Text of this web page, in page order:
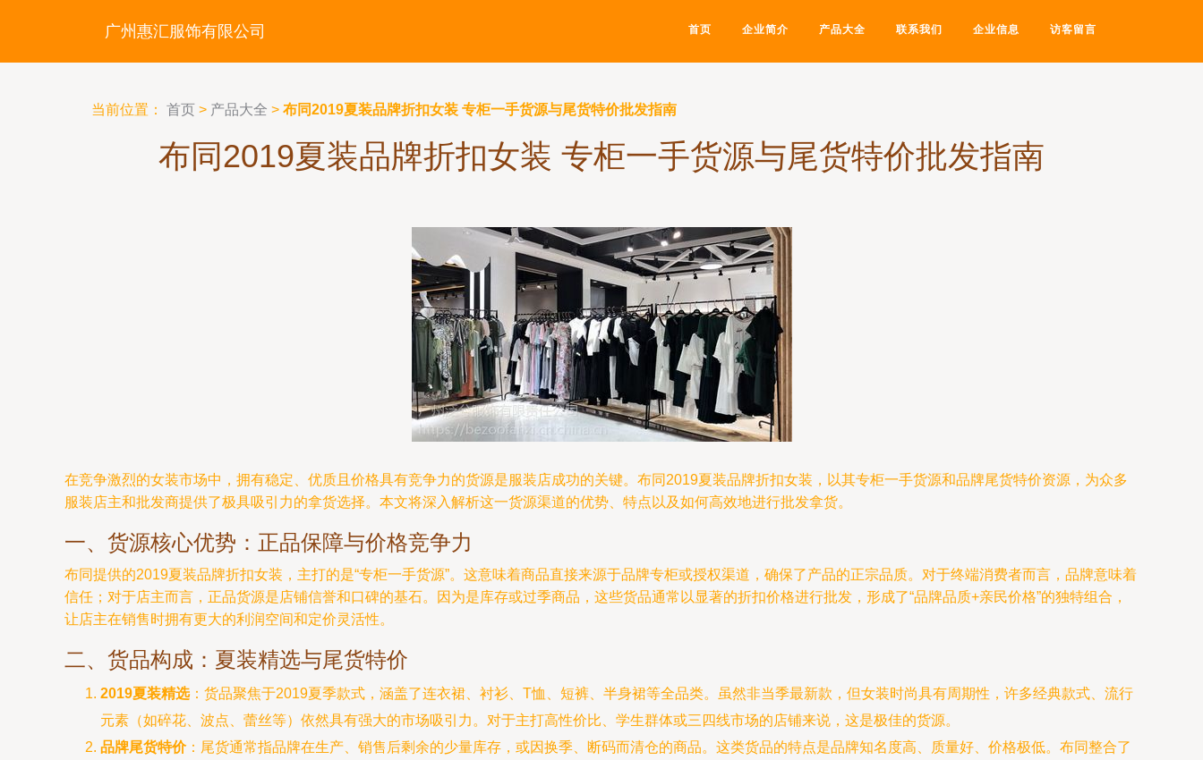
广州惠汇服饰有限公司 首页 企业简介 产品大全 联系我们 企业信息 访客留言
当前位置： 首页 > 产品大全 > 布同2019夏装品牌折扣女装 专柜一手货源与尾货特价批发指南
布同2019夏装品牌折扣女装 专柜一手货源与尾货特价批发指南
在竞争激烈的女装市场中，拥有稳定、优质且价格具有竞争力的货源是服装店成功的关键。布同2019夏装品牌折扣女装，以其专柜一手货源和品牌尾货特价资源，为众多
服装店主和批发商提供了极具吸引力的拿货选择。本文将深入解析这一货源渠道的优势、特点以及如何高效地进行批发拿货。
一、货源核心优势：正品保障与价格竞争力
布同提供的2019夏装品牌折扣女装，主打的是“专柜一手货源”。这意味着商品直接来源于品牌专柜或授权渠道，确保了产品的正宗品质。对于终端消费者而言，品牌意味着
信任；对于店主而言，正品货源是店铺信誉和口碑的基石。因为是库存或过季商品，这些货品通常以显著的折扣价格进行批发，形成了“品牌品质+亲民价格”的独特组合，
让店主在销售时拥有更大的利润空间和定价灵活性。
二、货品构成：夏装精选与尾货特价
2019夏装精选：货品聚焦于2019夏季款式，涵盖了连衣裙、衬衫、T恤、短裤、半身裙等全品类。虽然非当季最新款，但女装时尚具有周期性，许多经典款式、流行
元素（如碎花、波点、蕾丝等）依然具有强大的市场吸引力。对于主打高性价比、学生群体或三四线市场的店铺来说，这是极佳的货源。
品牌尾货特价：尾货通常指品牌在生产、销售后剩余的少量库存，或因换季、断码而清仓的商品。这类货品的特点是品牌知名度高、质量好、价格极低。布同整合了